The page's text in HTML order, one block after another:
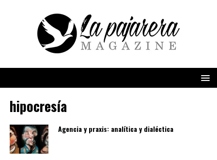
hipocresía
Agencia y praxis: analítica y dialéctica